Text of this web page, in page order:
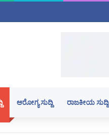
ಆರೋಗ್ಯ ಸುದ್ದಿ ರಾಜಕೀಯ ಸುದ್ದಿ